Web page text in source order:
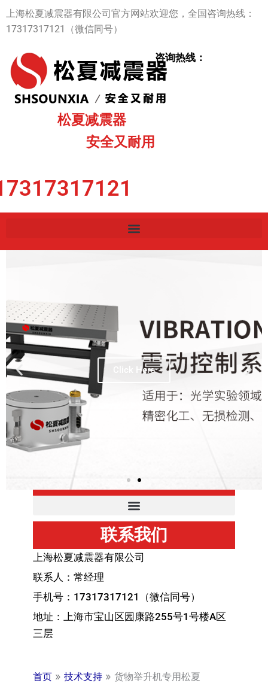
至
上海松夏减震器有限公司官方网站欢迎您，全国咨询热线：
17317317121（微信同号）
松夏减震器
安全又耐用
咨询热线：
Click Here
产品分类
联系我们
上海松夏减震器有限公司
联系人：常经理
手机号：17317317121（微信同号）
地址：上海市宝山区园康路255号1号楼A区
三层
首页 » 技术支持 » 货物举升机专用松夏